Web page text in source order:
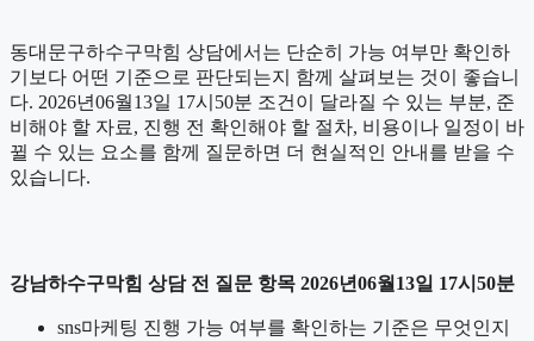
동대문구하수구막힘 상담에서는 단순히 가능 여부만 확인하
기보다 어떤 기준으로 판단되는지 함께 살펴보는 것이 좋습니
다. 2026년06월13일 17시50분 조건이 달라질 수 있는 부분, 준
비해야 할 자료, 진행 전 확인해야 할 절차, 비용이나 일정이 바
뀔 수 있는 요소를 함께 질문하면 더 현실적인 안내를 받을 수
있습니다.
강남하수구막힘 상담 전 질문 항목 2026년06월13일 17시50분
sns마케팅 진행 가능 여부를 확인하는 기준은 무엇인지